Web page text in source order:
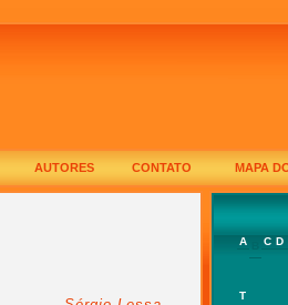
AUTORES CONTATO MAPA
A C D
T